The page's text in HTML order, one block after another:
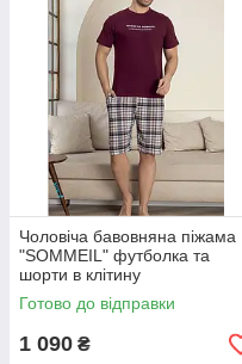
Чоловіча бавовняна піжама
"SOMMEIL" футболка та
шорти в клітину
Готово до відправки
1 090 ₴